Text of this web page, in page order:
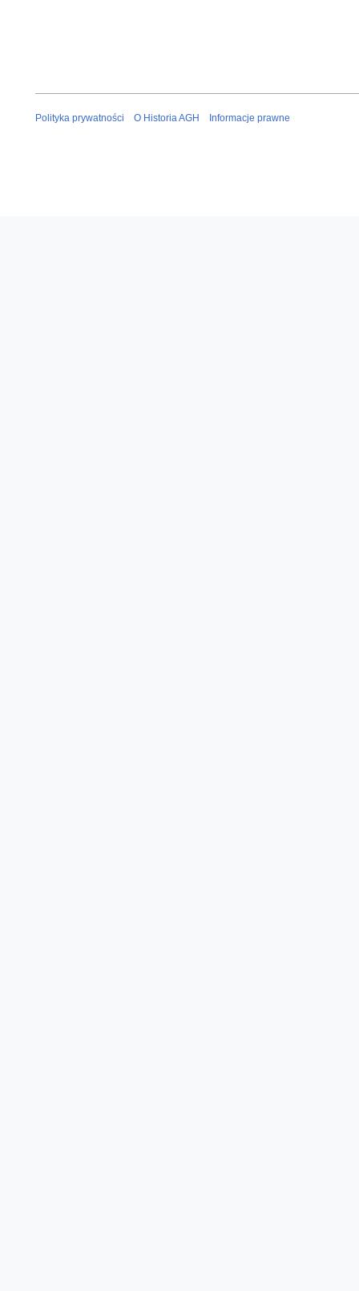
Polityka prywatności O Historia AGH Informacje prawne